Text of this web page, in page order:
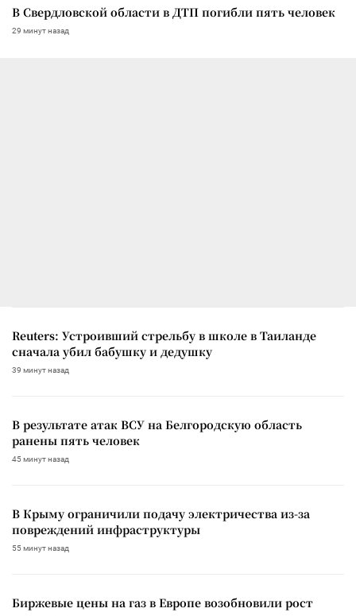
В Свердловской области в ДТП погибли пять человек
29 минут назад
Reuters: Устроивший стрельбу в школе в Таиланде
сначала убил бабушку и дедушку
39 минут назад
В результате атак ВСУ на Белгородскую область
ранены пять человек
45 минут назад
В Крыму ограничили подачу электричества из-за
повреждений инфраструктуры
55 минут назад
Биржевые цены на газ в Европе возобновили рост